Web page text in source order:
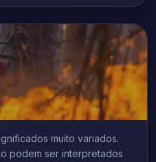
muito variados.
podem ser interpretados